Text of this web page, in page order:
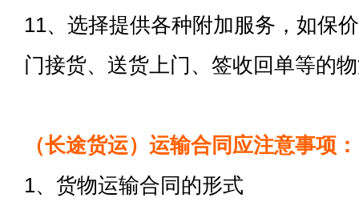
11、选择提供各种附加服务，如保
门接货、送货上门、签收回单等的
（长途货运）运输合同应注意事项：
1、货物运输合同的形式